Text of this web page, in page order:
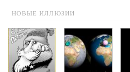
НОВЫЕ ИЛЛЮЗИИ